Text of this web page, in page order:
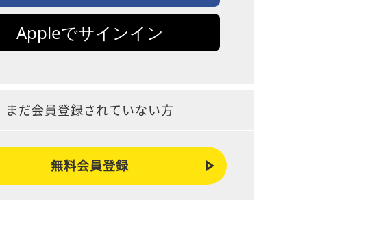
Appleでサインイン
まだ会員登録されていない方
無料会員登録